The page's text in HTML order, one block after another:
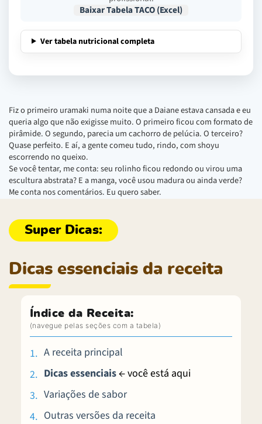
Baixar Tabela TACO (Excel)
Ver tabela nutricional completa
Fiz o primeiro uramaki numa noite que a Daiane estava cansada e eu
queria algo que não exigisse muito. O primeiro ficou com formato de
pirâmide. O segundo, parecia um cachorro de pelúcia. O terceiro?
Quase perfeito. E aí, a gente comeu tudo, rindo, com shoyu
escorrendo no queixo.
Se você tentar, me conta: seu rolinho ficou redondo ou virou uma
escultura abstrata? E a manga, você usou madura ou ainda verde?
Me conta nos comentários. Eu quero saber.
Dicas essenciais da receita
Índice da Receita:
A receita principal
Dicas essenciais← você está aqui
Variações de sabor
Outras versões da receita